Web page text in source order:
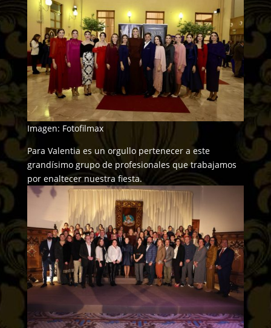
Imagen: Fotofilmax
Para Valentia es un orgullo pertenecer a este
grandísimo grupo de profesionales que trabajamos
por enaltecer nuestra fiesta.